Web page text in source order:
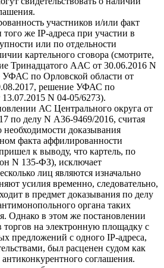
участников и/или факт
же IP-адреса при участии в
или по отдельности
картельного сговора (смотрите,
Тринадцатого ААС от 30.06.2016 N
по Орловской области от
решение УФАС по
N 04-05/6273).
АС Центрального округа от
по делу N А36-9469/2016, считая
доказывания
факта аффилированности
к выводу, что картель, по
N 135-ФЗ), исключает
лиц являются изначально
усилия временно, следовательно,
в предмет доказывания по делу
органа таких
Однако в этом же постановлении
торгов на электронную площадку с
предложений с одного IP-адреса,
был расценен судом как
антиконкурентного соглашения.